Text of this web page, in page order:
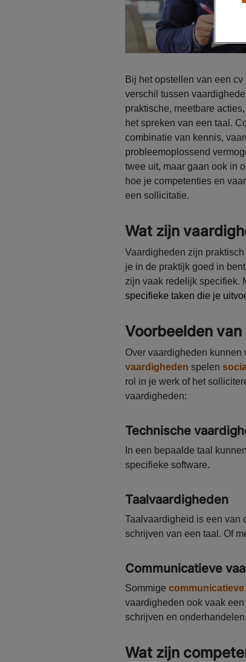
Bij het opstellen van een
verschil tussen
praktische, meetbare
het spreken van een taal.
combinatie van kennis,
probleemoplossend
twee uit, maar gaan ook in
hoe je competenties en
een sollicitatie.
Wat zijn
Vaardigheden zijn
je in de praktijk goed in
zijn vaak redelijk specifiek.
specifieke taken die je
Voorbeelden
Over vaardigheden
vaardigheden spelen
rol in je werk of het
vaardigheden:
Technische
In een bepaalde taal
specifieke software.
Taalvaardigheden
Taalvaardigheid is een van
schrijven van een taal. Of
Communicatieve
Sommige
vaardigheden ook vaak
schrijven en onderhandelen.
Wat zijn